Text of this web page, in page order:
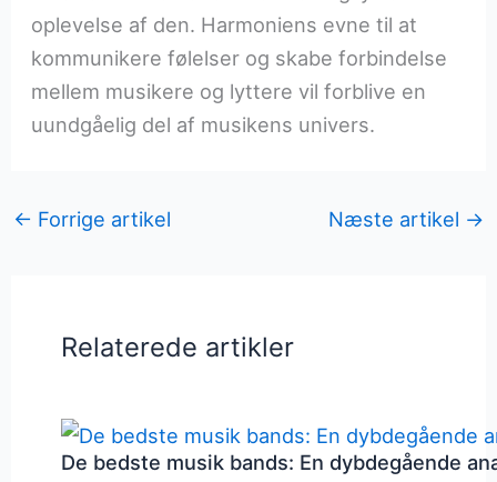
oplevelse af den. Harmoniens evne til at
kommunikere følelser og skabe forbindelse
mellem musikere og lyttere vil forblive en
uundgåelig del af musikens univers.
← Forrige artikel Næste artikel →
Relaterede artikler
De bedste musik bands: En dybdegående